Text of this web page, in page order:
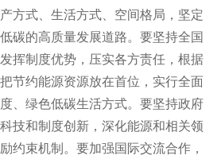
方式、生活方式、空间格局，坚定
碳的高质量发展道路。要坚持全国
挥制度优势，压实各方责任，根据
节约能源资源放在首位，实行全面
、绿色低碳生活方式。要坚持政府
技和制度创新，深化能源和相关领
约束机制。要加强国际交流合作，